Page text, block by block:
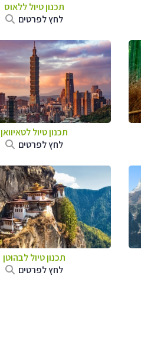
תכנון טיולללאוס
לחץ לפרטים
תכנון טיוללטאיוואן
לחץ לפרטים
תכנון טיול לבהוטן
לחץ לפרטים